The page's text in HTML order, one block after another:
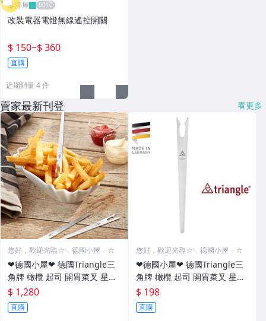
雁渟屋
改裝電器電燈無線遙控開關
$ 150~$ 360
直購
近期銷量 4 件
賣家最新刊登 看更多
您好，歡迎光臨☆╮德國小屋╭☆
❤德國小屋❤ 德國Triangle三
角牌 橄欖 起司 開胃菜叉 星形
環保 薯條叉 水果 食物 叉子 一
組6支裝
$ 1,280
直購
您好，歡迎光臨☆╮德國小屋╭☆
❤德國小屋❤ 德國Triangle三
角牌 橄欖 起司 開胃菜叉 星形
環保 薯條叉 水果 食物 叉子一
組1支裝
$ 198
直購